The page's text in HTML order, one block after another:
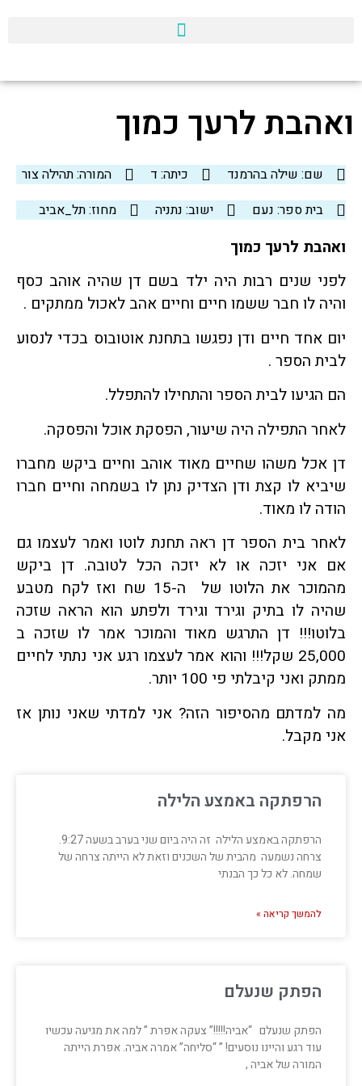
ואהבת לרעך כמוך
שם: שילה בהרמנד כיתה: ד
המורה: תהילה צור
בית ספר: נעם
ישוב: נתניה מחוז: תל_אביב
ואהבת לרעך כמוך
לפני שנים רבות היה ילד בשם דן שהיה אוהב כסף
והיה לו חבר ששמו חיים וחיים אהב לאכול ממתקים .
יום אחד חיים ודן נפגשו בתחנת אוטובוס בכדי לנסוע
לבית הספר .
הם הגיעו לבית הספר והתחילו להתפלל.
לאחר התפילה היה שיעור, הפסקת אוכל והפסקה.
דן אכל משהו שחיים מאוד אוהב וחיים ביקש מחברו
שיביא לו קצת ודן הצדיק נתן לו בשמחה וחיים חברו
הודה לו מאוד.
לאחר בית הספר דן ראה תחנת לוטו ואמר לעצמו גם
אם אני יזכה או לא יזכה הכל לטובה. דן ביקש
מהמוכר את הלוטו של ה-15 שח ואז לקח מטבע
שהיה לו בתיק וגירד וגירד ולפתע הוא הראה שזכה
בלוטו!!! דן התרגש מאוד והמוכר אמר לו שזכה ב
25,000 שקל!!! והוא אמר לעצמו רגע אני נתתי לחיים
ממתק ואני קיבלתי פי 100 יותר.
מה למדתם מהסיפור הזה? אני למדתי שאני נותן אז
אני מקבל.
הרפתקה באמצע הלילה
הרפתקה באמצע הלילה זה היה ביום שני בערב בשעה 9:27.
צרחה נשמעה מהבית של השכנים וזאת לא הייתה צרחה של
שמחה. לא כל כך הבנתי
להמשך קריאה »
הפתק שנעלם
הפתק שנעלם “אביה!!!!!” צעקה אפרת ” למה את מגיעה עכשיו
עוד רגע והיינו נוסעים! ” “סליחה” אמרה אביה. אפרת הייתה
המורה של אביה ,